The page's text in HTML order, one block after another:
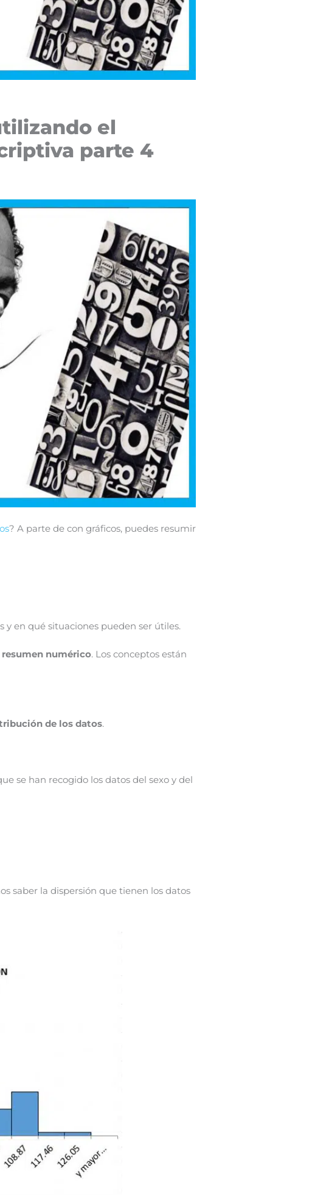
el
parte 4
? A parte de con gráficos, puedes resumir
y en qué situaciones pueden ser útiles.
numérico. Los conceptos están
de los datos.
se han recogido los datos del sexo y del
saber la dispersión que tienen los datos